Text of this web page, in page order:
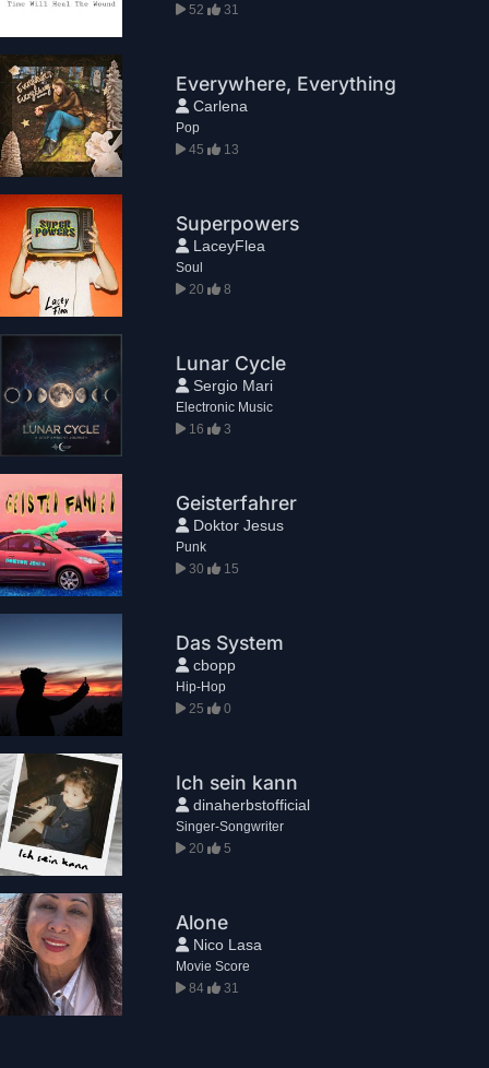
52
31
Everywhere, Everything
Carlena
Pop
45
13
Superpowers
LaceyFlea
Soul
20
8
Lunar Cycle
Sergio Mari
Electronic Music
16
3
Geisterfahrer
Doktor Jesus
Punk
30
15
Das System
cbopp
Hip-Hop
25
0
Ich sein kann
dinaherbstofficial
Singer-Songwriter
20
5
Alone
Nico Lasa
Movie Score
84
31